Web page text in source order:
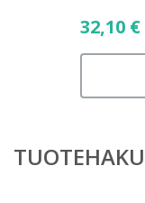
32,10 €
TUOTEHAKU